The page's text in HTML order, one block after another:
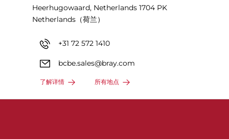
Heerhugowaard, Netherlands 1704 PK
Netherlands（荷兰）
+31 72 572 1410
bcbe.sales@bray.com
了解详情 所有地点